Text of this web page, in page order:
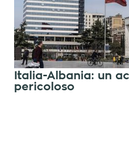
Italia-Albania: un
pericoloso